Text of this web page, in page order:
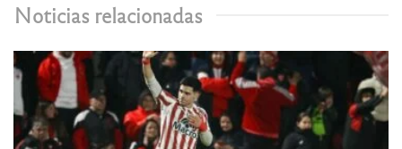
Noticias relacionadas